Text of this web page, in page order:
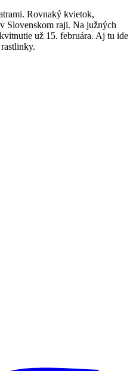
Rovnaký kvietok,
Slovenskom raji. Na južných
už 15. februára. Aj tu ide